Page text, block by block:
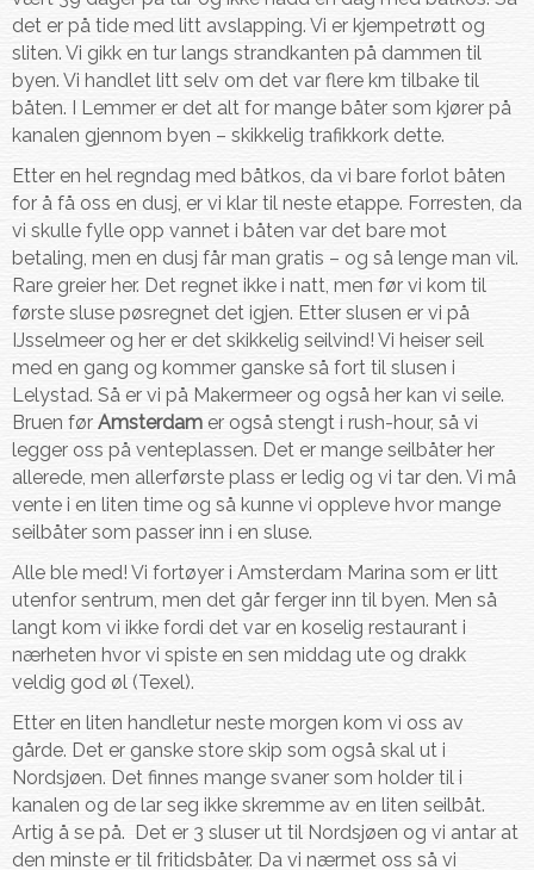
det er på tide med litt avslapping. Vi er kjempetrøtt og
sliten. Vi gikk en tur langs strandkanten på dammen til
byen. Vi handlet litt selv om det var flere km tilbake til
båten. I Lemmer er det alt for mange båter som kjører på
kanalen gjennom byen – skikkelig trafikkork dette.
Etter en hel regndag med båtkos, da vi bare forlot båten
for å få oss en dusj, er vi klar til neste etappe. Forresten, da
vi skulle fylle opp vannet i båten var det bare mot
betaling, men en dusj får man gratis – og så lenge man vil.
Rare greier her. Det regnet ikke i natt, men før vi kom til
første sluse pøsregnet det igjen. Etter slusen er vi på
IJsselmeer og her er det skikkelig seilvind! Vi heiser seil
med en gang og kommer ganske så fort til slusen i
Lelystad. Så er vi på Makermeer og også her kan vi seile.
Bruen før Amsterdam er også stengt i rush-hour, så vi
legger oss på venteplassen. Det er mange seilbåter her
allerede, men allerførste plass er ledig og vi tar den. Vi må
vente i en liten time og så kunne vi oppleve hvor mange
seilbåter som passer inn i en sluse.
Alle ble med! Vi fortøyer i Amsterdam Marina som er litt
utenfor sentrum, men det går ferger inn til byen. Men så
langt kom vi ikke fordi det var en koselig restaurant i
nærheten hvor vi spiste en sen middag ute og drakk
veldig god øl (Texel).
Etter en liten handletur neste morgen kom vi oss av
gårde. Det er ganske store skip som også skal ut i
Nordsjøen. Det finnes mange svaner som holder til i
kanalen og de lar seg ikke skremme av en liten seilbåt.
Artig å se på. Det er 3 sluser ut til Nordsjøen og vi antar at
den minste er til fritidsbåter. Da vi nærmet oss så vi